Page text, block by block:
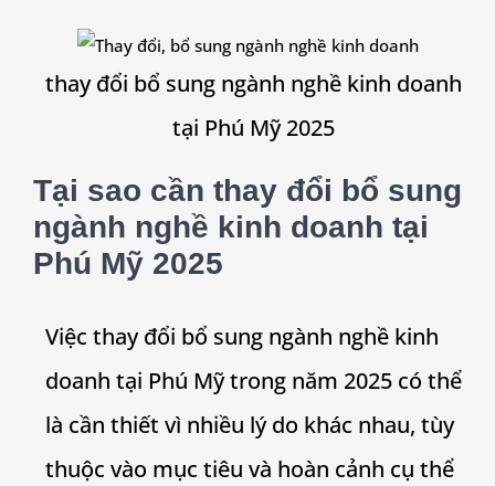
thay đổi bổ sung ngành nghề kinh doanh
tại Phú Mỹ 2025
Tại sao cần thay đổi bổ sung
ngành nghề kinh doanh tại
Phú Mỹ 2025
Việc thay đổi bổ sung ngành nghề kinh
doanh tại Phú Mỹ trong năm 2025 có thể
là cần thiết vì nhiều lý do khác nhau, tùy
thuộc vào mục tiêu và hoàn cảnh cụ thể